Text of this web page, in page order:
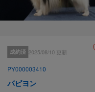
成約済 2025/08/10 更新
PY000003410
パピヨン